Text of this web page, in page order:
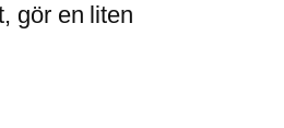
gör en liten